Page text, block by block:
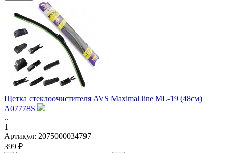
Щетка стеклоочистителя AVS Maximal line ML-19 (48см)
A07778S
..
1
Артикул: 2075000034797
399 ₽